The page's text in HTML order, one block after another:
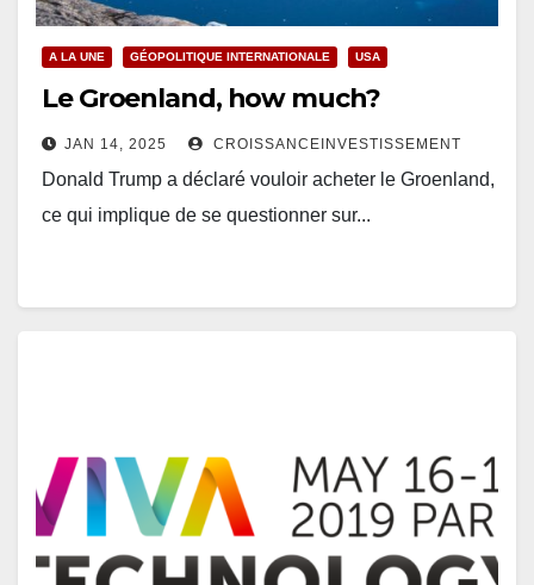
A LA UNE GÉOPOLITIQUE INTERNATIONALE USA
Le Groenland, how much?
JAN 14, 2025 CROISSANCEINVESTISSEMENT
Donald Trump a déclaré vouloir acheter le Groenland,
ce qui implique de se questionner sur...